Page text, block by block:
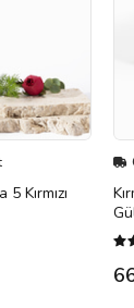
Kırmızı